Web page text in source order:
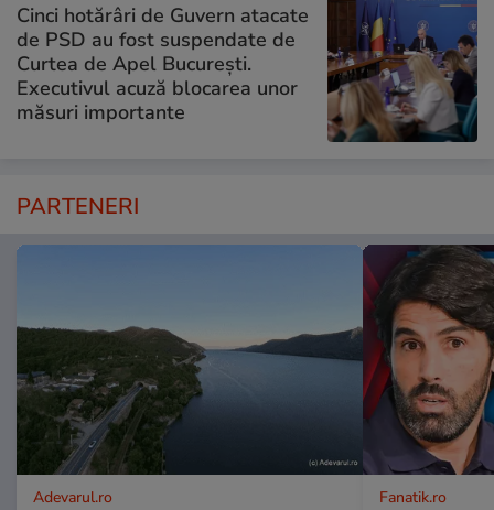
Cinci hotărâri de Guvern atacate
de PSD au fost suspendate de
Curtea de Apel București.
Executivul acuză blocarea unor
măsuri importante
PARTENERI
Adevarul.ro Fanatik.ro